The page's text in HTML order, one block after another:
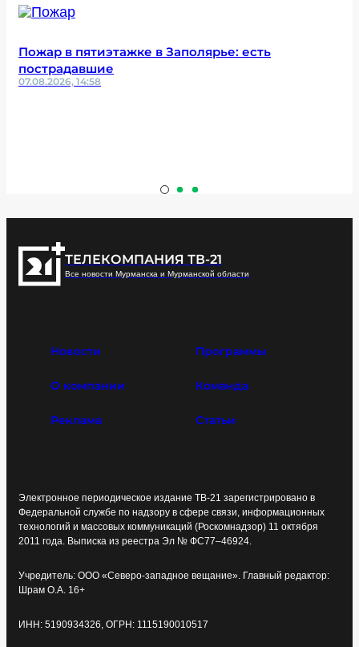
Пожар в пятиэтажке в Заполярье: есть
пострадавшие
07.08.2026, 14:58
ТЕЛЕКОМПАНИЯ ТВ-21
Все новости Мурманска и Мурманской области
Новости Программы
О компании Команда
Реклама Статьи
Электронное периодическое издание ТВ-21 зарегистрировано в
Федеральной службе по надзору в сфере связи, информационных
технологий и массовых коммуникаций (Роскомнадзор) 11 октября
2011 года. Выписка из реестра Эл № ФС77–46924.
Учредитель: ООО «Северо-западное вещание». Главный редактор:
Шрам О.А. 16+
ИНН: 5190934326, ОГРН: 1115190010517